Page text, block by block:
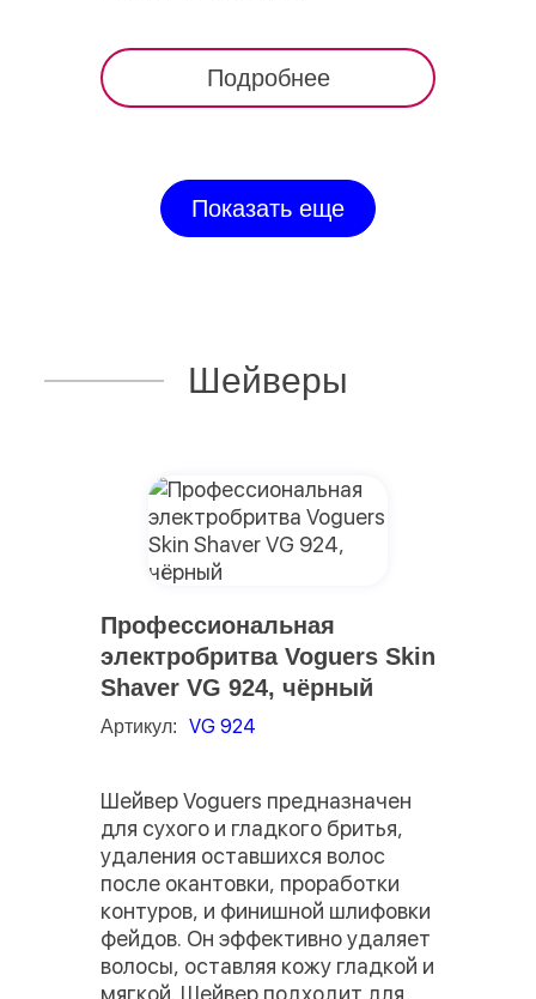
Подробнее
Показать еще
Шейверы
Профессиональная
электробритва Voguers Skin
Shaver VG 924, чёрный
Артикул: VG 924
Шейвер Voguers предназначен
для сухого и гладкого бритья,
удаления оставшихся волос
после окантовки, проработки
контуров, и финишной шлифовки
фейдов. Он эффективно удаляет
волосы, оставляя кожу гладкой и
мягкой. Шейвер подходит для